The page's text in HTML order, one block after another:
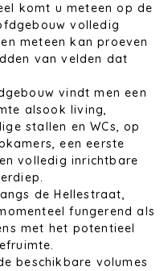
komt u meteen op de
volledig
meteen kan proeven
van velden dat
vindt men een
alsook living,
stallen en WCs, op
een eerste
volledig inrichtbare
de Hellestraat,
fungerend als
met het potentieel
beschikbare volumes